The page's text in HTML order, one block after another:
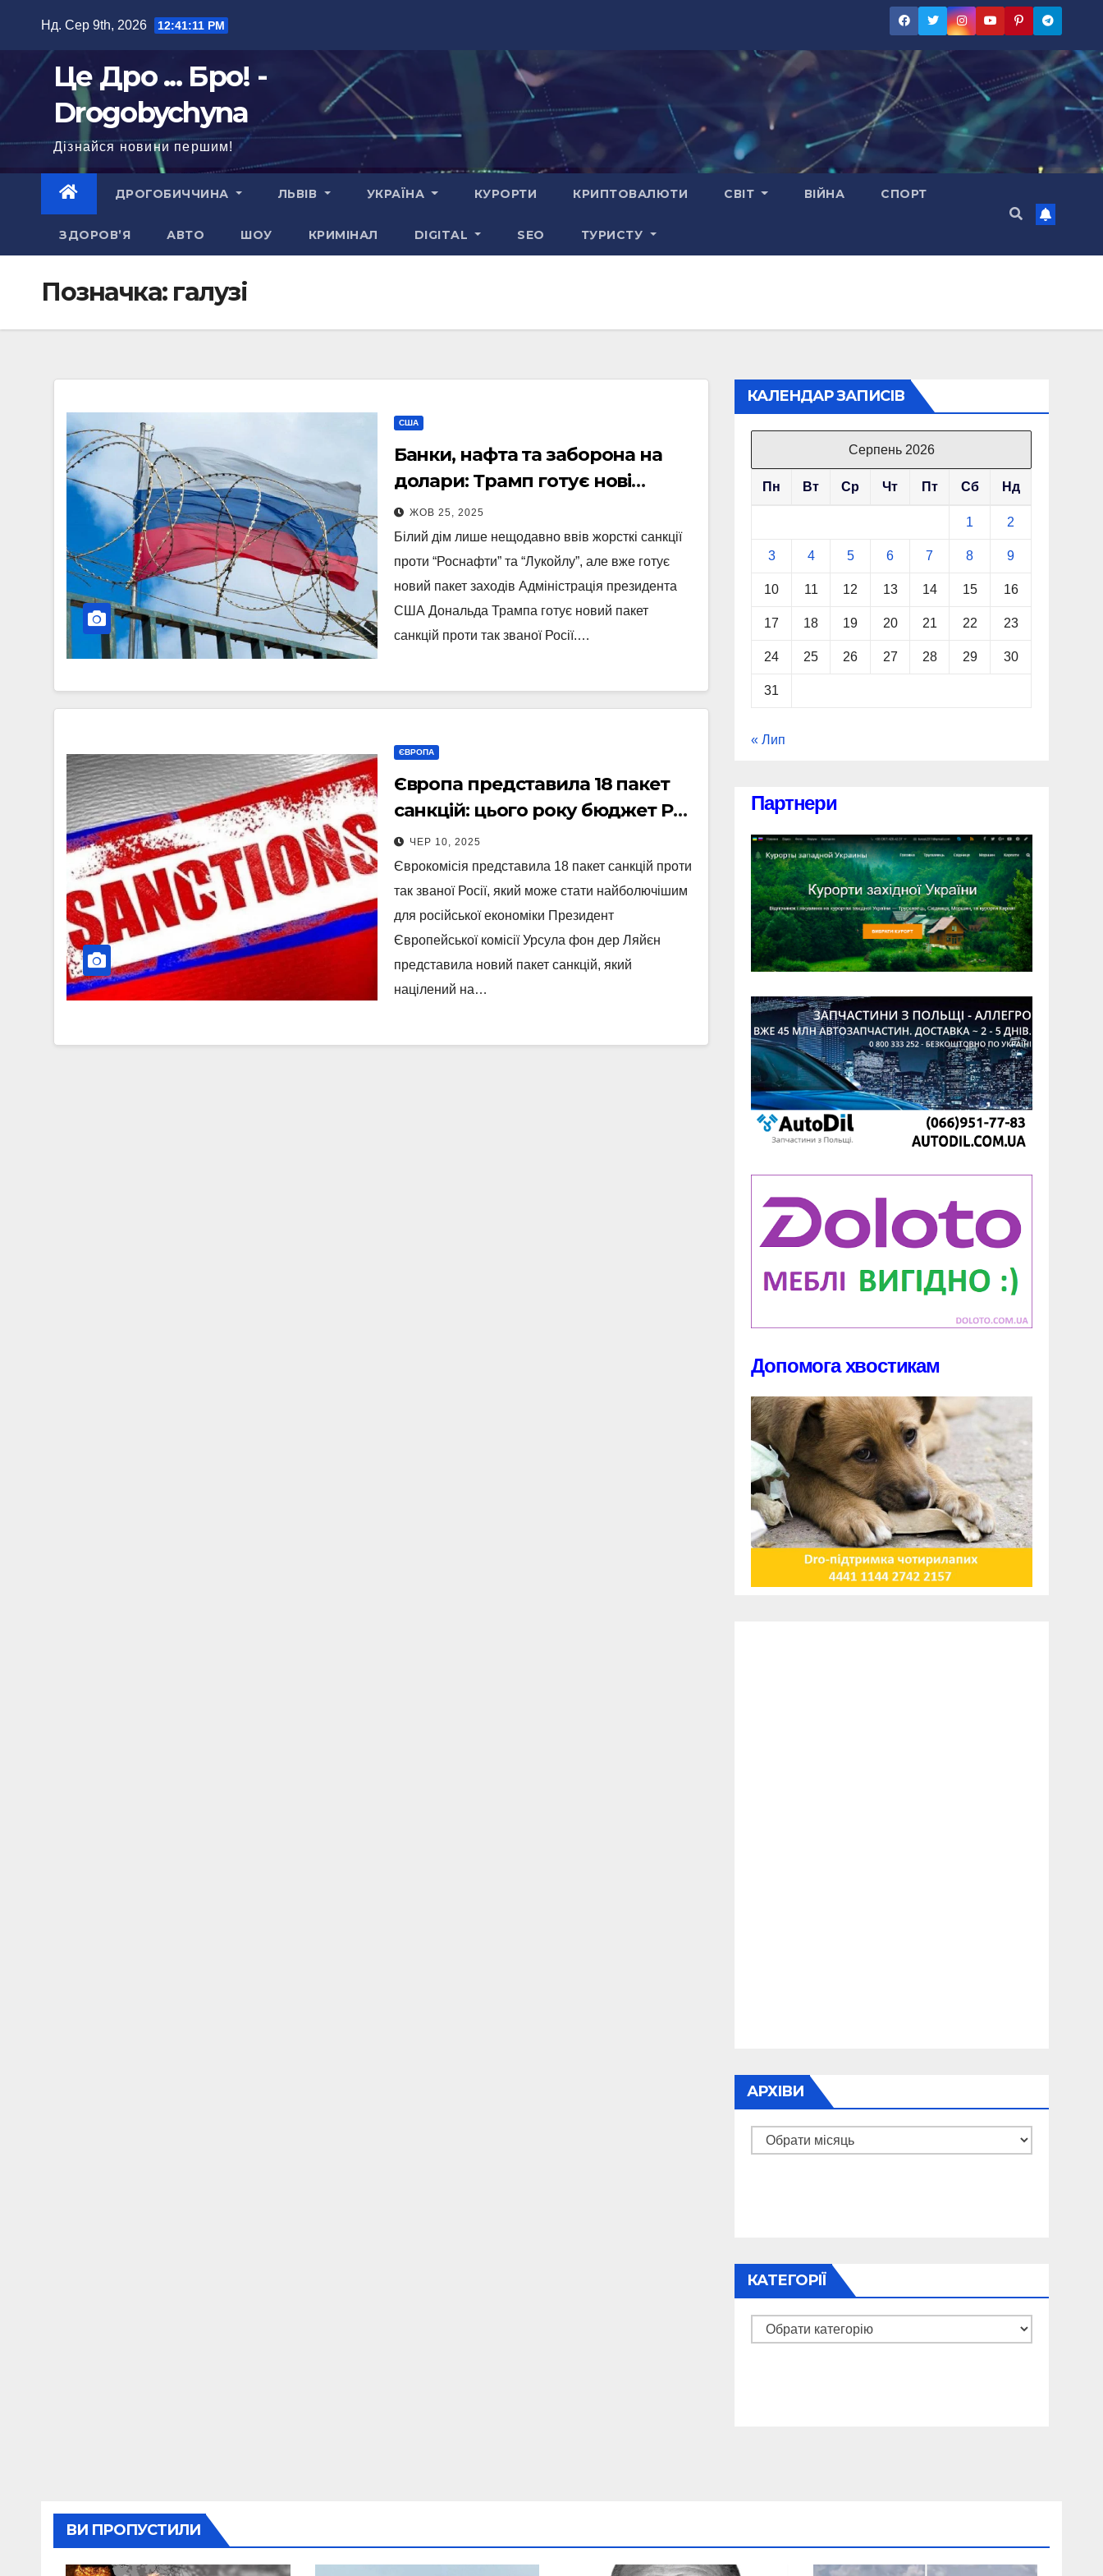
Нд. Сер 9th, 2026 12:41:12 PM
Це Дро ... Бро! -
Drogobychyna
Дізнайся новини першим!
ДРОГОБИЧЧИНА ЛЬВІВ УКРАЇНА КУРОРТИ КРИПТОВАЛЮТИ СВІТ ВІЙНА СПОРТ
ЗДОРОВ’Я АВТО ШОУ КРИМІНАЛ DIGITAL SEO ТУРИСТУ
Позначка: галузі
США
Банки, нафта та заборона на
долари: Трамп готує нові
санкції проти Путіна
ЖОВ 25, 2025
Білий дім лише нещодавно ввів жорсткі санкції
проти “Роснафти” та “Лукойлу”, але вже готує
новий пакет заходів Адміністрація президента
США Дональда Трампа готує новий пакет
санкцій проти так званої Росії.…
ЄВРОПА
Європа представила 18 пакет
санкцій: цього року бюджет РФ
має зламатися
ЧЕР 10, 2025
Єврокомісія представила 18 пакет санкцій проти
так званої Росії, який може стати найболючішим
для російської економіки Президент
Європейської комісії Урсула фон дер Ляйєн
представила новий пакет санкцій, який
націлений на…
КАЛЕНДАР ЗАПИСІВ
Серпень 2026
Пн Вт Ср Чт Пт Сб Нд
1 2
3 4 5 6 7 8 9
10 11 12 13 14 15 16
17 18 19 20 21 22 23
24 25 26 27 28 29 30
31
« Лип
Партнери
Допомога хвостикам
АРХІВИ
Архіви
КАТЕГОРІЇ
Категорії
ВИ ПРОПУСТИЛИ